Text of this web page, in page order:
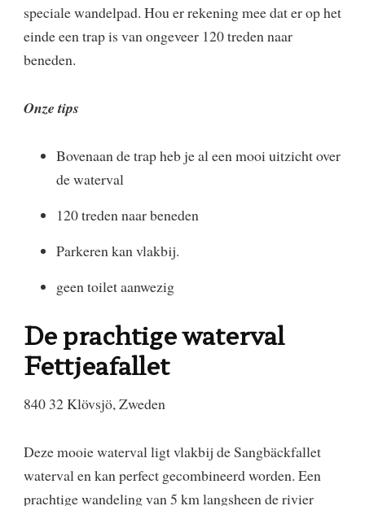
speciale wandelpad. Hou er rekening mee dat er op het
einde een trap is van ongeveer 120 treden naar
beneden.
Onze tips
Bovenaan de trap heb je al een mooi uitzicht over
de waterval
120 treden naar beneden
Parkeren kan vlakbij.
geen toilet aanwezig
De prachtige waterval
Fettjeafallet
840 32 Klövsjö, Zweden
​Deze mooie waterval ligt vlakbij de Sangbäckfallet
waterval en kan perfect gecombineerd worden. Een
prachtige wandeling van 5 km langsheen de rivier